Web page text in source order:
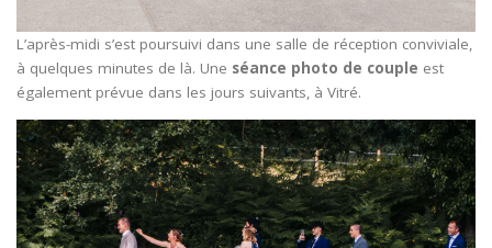
L’après-midi s’est poursuivi dans une salle de réception conviviale,
à quelques minutes de là. Une séance photo de couple est
également prévue dans les jours suivants, à Vitré.